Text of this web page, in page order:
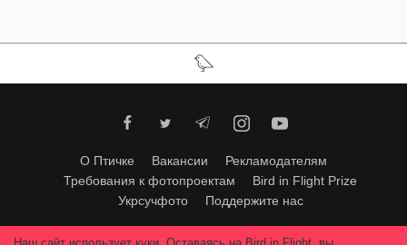
О Птичке Вакансии
Рекламодателям
Требования к фотопроектам
Bird in Flight Prize
Укрсучфото
Поддержите нас
Любое использование материалов допускается только с согласия